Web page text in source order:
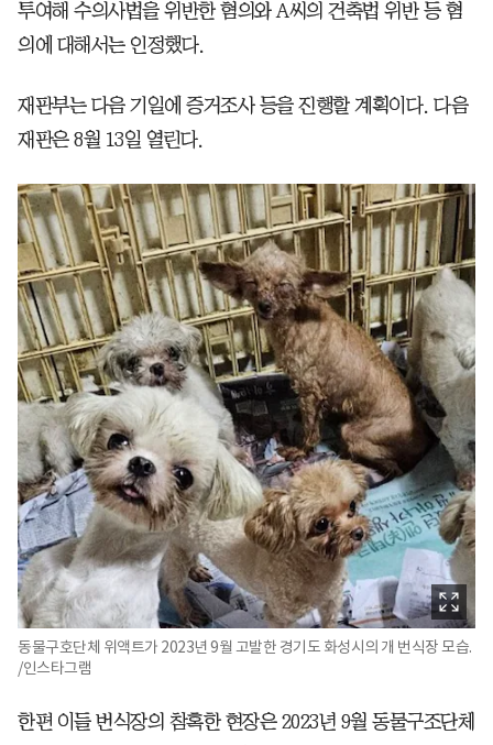
투여해 수의사법을 위반한 혐의와 A씨의 건축법 위반 등 혐
의에 대해서는 인정했다.
재판부는 다음 기일에 증거조사 등을 진행할 계획이다. 다음
재판은 8월 13일 열린다.
동물구호단체 위액트가 2023년 9월 고발한 경기도 화성시의 개 번식장 모습.
/인스타그램
한편 이들 번식장의 참혹한 현장은 2023년 9월 동물구조단체